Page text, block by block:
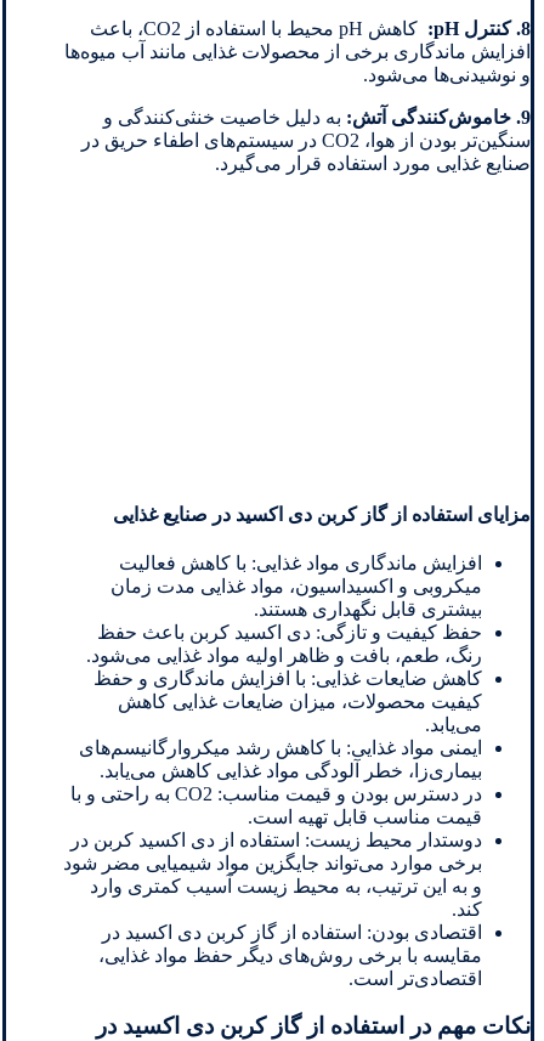
8. کنترل pH:
کاهش pH محیط با استفاده از CO2، باعث
افزایش ماندگاری برخی از محصولات غذایی مانند آب میوه‌ها
و نوشیدنی‌ها می‌شود.
9. خاموش‌کنندگی آتش:
به دلیل خاصیت خنثی‌کنندگی و
سنگین‌تر بودن از هوا، CO2 در سیستم‌های اطفاء حریق در
صنایع غذایی مورد استفاده قرار می‌گیرد.
مزایای استفاده از گاز کربن دی اکسید در صنایع غذایی
افزایش ماندگاری مواد غذایی: با کاهش فعالیت
میکروبی و اکسیداسیون، مواد غذایی مدت زمان
بیشتری قابل نگهداری هستند.
حفظ کیفیت و تازگی: دی اکسید کربن باعث حفظ
رنگ، طعم، بافت و ظاهر اولیه مواد غذایی می‌شود.
کاهش ضایعات غذایی: با افزایش ماندگاری و حفظ
کیفیت محصولات، میزان ضایعات غذایی کاهش
می‌یابد.
ایمنی مواد غذایی: با کاهش رشد میکروارگانیسم‌های
بیماری‌زا، خطر آلودگی مواد غذایی کاهش می‌یابد.
در دسترس بودن و قیمت مناسب: CO2 به راحتی و با
قیمت مناسب قابل تهیه است.
دوستدار محیط زیست: استفاده از دی اکسید کربن در
برخی موارد می‌تواند جایگزین مواد شیمیایی مضر شود
و به این ترتیب، به محیط زیست آسیب کمتری وارد
کند.
اقتصادی بودن: استفاده از گاز کربن دی اکسید در
مقایسه با برخی روش‌های دیگر حفظ مواد غذایی،
اقتصادی‌تر است.
نکات مهم در استفاده از گاز کربن دی اکسید در